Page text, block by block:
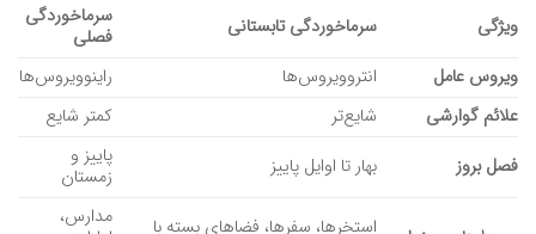
ویژگی سرماخوردگی تابستانی سرماخوردگی
فصلی
ویروس عامل
انتروویروس‌ها
راینوویروس‌ها
علائم گوارشی
شایع‌تر
کمتر شایع
فصل بروز
بهار تا اوایل پاییز پاییز و
زمستان
استخرها، سفرها، فضاهای بسته با مدارس،